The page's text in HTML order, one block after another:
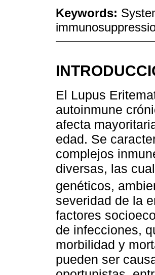
Keywords:
El Lupus
autoinmune
afecta
edad. Se
complejos
diversas, las
genéticos,
severidad de la
factores
de infecciones,
morbilidad y
pueden ser